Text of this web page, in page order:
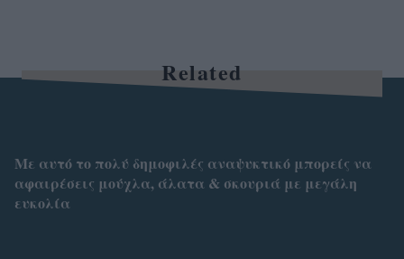
Related
Με αυτό το πολύ δημοφιλές αναψυκτικό μπορείς να
αφαιρέσεις μούχλα, άλατα & σκουριά με μεγάλη
ευκολία